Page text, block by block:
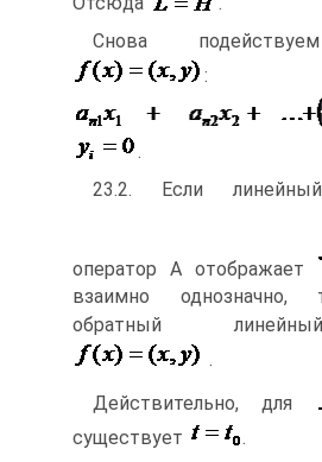
Снова
.
23.2. Если
оператор А отображает
взаимно однозначно,
обратный
.
Действительно, для
существует
.